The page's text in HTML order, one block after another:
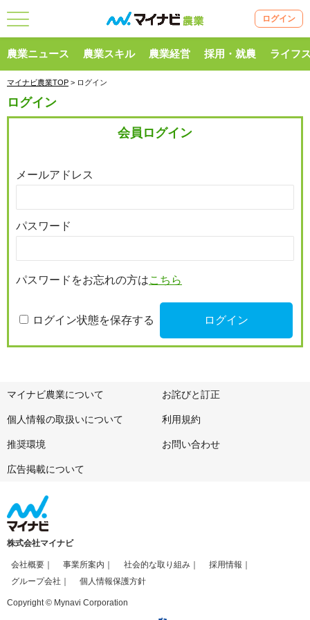
ログイン
農業ニュース 農業スキル 農業経営 採用・就農 ライフ
マイナビ農業TOP > ログイン
ログイン
会員ログイン
メールアドレス
パスワード
パスワードをお忘れの方はこちら
ログイン状態を保存する
マイナビ農業について お詫びと訂正
個人情報の取扱いについて 利用規約
推奨環境 お問い合わせ
広告掲載について
株式会社マイナビ
会社概要 事業所案内 社会的な取り組み
採用情報
グループ会社
個人情報保護方針
Copyright © Mynavi Corporation